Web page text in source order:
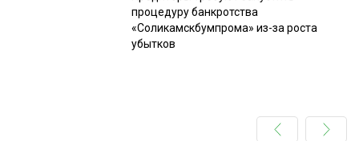
процедуру банкротства
«Соликамскбумпрома» из-за роста
убытков